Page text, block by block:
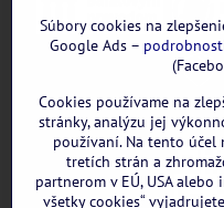
Súbory cookies na
Google Ads –
Cookies používame na
stránky, analýzu jej
používaní. Na tento účel
tretích strán a
partnerom v EÚ, USA
všetky cookies“